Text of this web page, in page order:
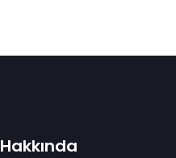
Hakkında